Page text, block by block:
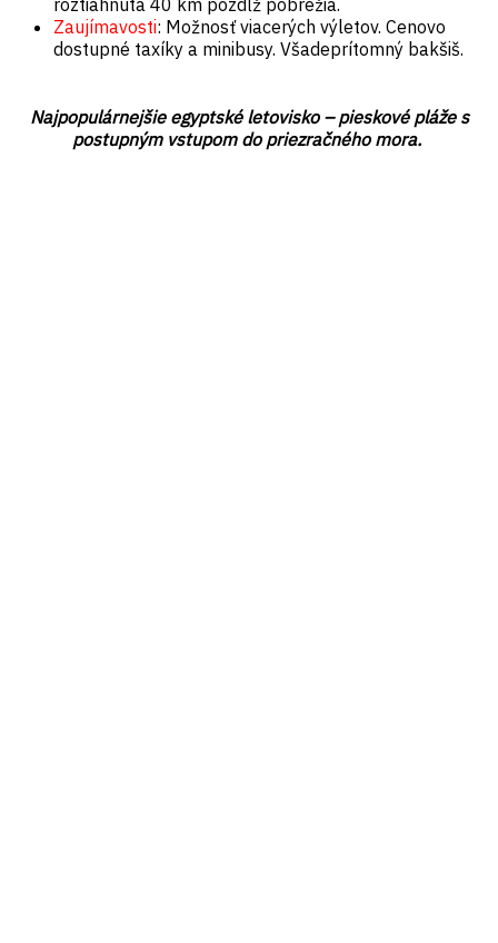
roztiahnutá 40 km pozdĺž pobrežia.
Zaujímavosti: Možnosť viacerých výletov. Cenovo
dostupné taxíky a minibusy. Všadeprítomný bakšiš.
Najpopulárnejšie egyptské letovisko – pieskové pláže s
postupným vstupom do priezračného mora.